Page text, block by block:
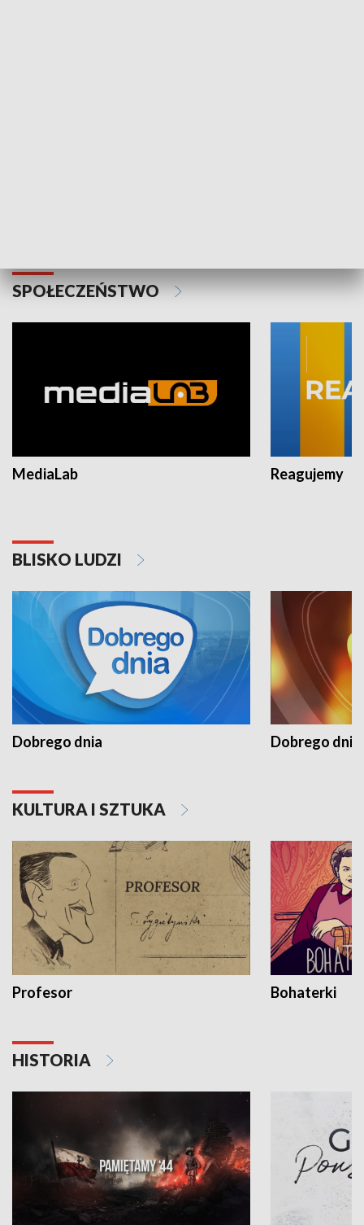
SPOŁECZEŃSTWO
MediaLab Reagujemy
BLISKO LUDZI
Dobrego dnia Dobrego dnia
KULTURA I SZTUKA
Profesor Bohaterki
HISTORIA